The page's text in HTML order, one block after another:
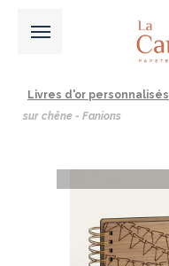
Livres d'or personnalisés
sur chêne - Fanions